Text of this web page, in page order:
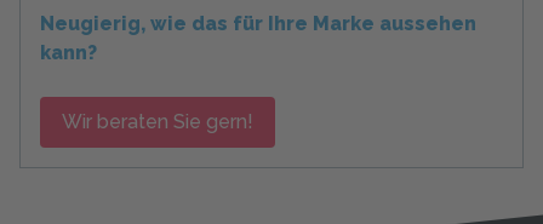
Neugierig, wie das für Ihre Marke aussehen
kann?
Wir beraten Sie gern!